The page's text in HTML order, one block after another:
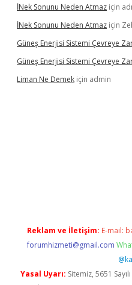
İNek Sonunu Neden Atmaz için
İNek Sonunu Neden Atmaz için
Güneş Enerjisi Sistemi Çevreye
Güneş Enerjisi Sistemi Çevreye
Liman Ne Demek için admin
Reklam ve İletişim: E-mail:
forumhizmeti@gmail.com
Yasal Uyarı: Sitemiz, 5651